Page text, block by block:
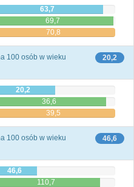
63,7
69,7
70,8
20,2
100 osób w wieku
20,2
36,6
39,5
46,6
100 osób w wieku
46,6
110,7